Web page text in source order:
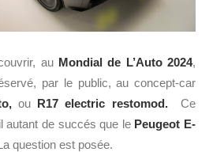
au Mondial de L’Auto 2024,
par le public, au concept-car
ou R17 electric restomod.
Ce
autant de succés que le Peugeot E-
question est posée.